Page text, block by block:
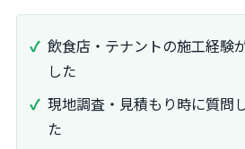
飲食店・テナントの施工経験
した
現地調査・見積もり時に質問
た